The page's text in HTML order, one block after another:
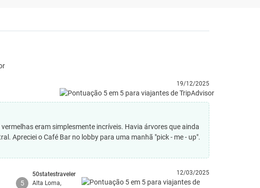
19/12/2025
eram simplesmente incríveis. Havia árvores que ainda
Apreciei o Café Bar no lobby para uma manhã "pick - me - up".
5
50statestraveler
Alta Loma,
12/03/2025